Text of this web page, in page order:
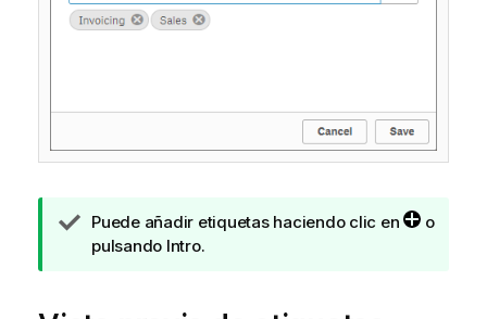
N
o
Puede añadir etiquetas haciendo clic en
o
pulsando Intro.